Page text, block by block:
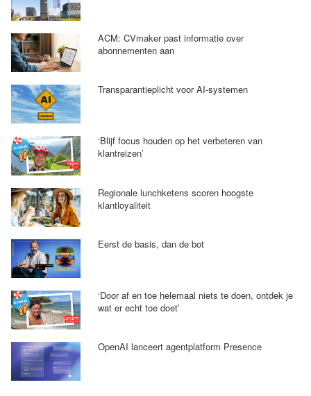
ACM: CVmaker past informatie over
abonnementen aan
Transparantieplicht voor AI-systemen
‘Blijf focus houden op het verbeteren van
klantreizen’
Regionale lunchketens scoren hoogste
klantloyaliteit
Eerst de basis, dan de bot
‘Door af en toe helemaal niets te doen, ontdek je
wat er echt toe doet’
OpenAI lanceert agentplatform Presence